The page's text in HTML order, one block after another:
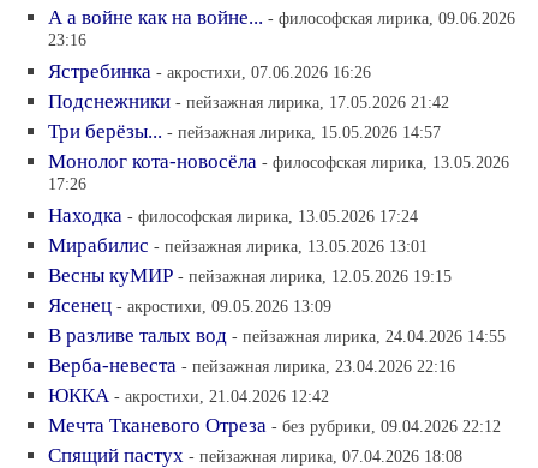
А а войне как на войне... - философская лирика, 09.06.2026
23:16
Ястребинка - акростихи, 07.06.2026 16:26
Подснежники - пейзажная лирика, 17.05.2026 21:42
Три берёзы... - пейзажная лирика, 15.05.2026 14:57
Монолог кота-новосёла - философская лирика, 13.05.2026
17:26
Находка - философская лирика, 13.05.2026 17:24
Мирабилис - пейзажная лирика, 13.05.2026 13:01
Весны куМИР - пейзажная лирика, 12.05.2026 19:15
Ясенец - акростихи, 09.05.2026 13:09
В разливе талых вод - пейзажная лирика, 24.04.2026 14:55
Верба-невеста - пейзажная лирика, 23.04.2026 22:16
ЮККА - акростихи, 21.04.2026 12:42
Мечта Тканевого Отреза - без рубрики, 09.04.2026 22:12
Спящий пастух - пейзажная лирика, 07.04.2026 18:08